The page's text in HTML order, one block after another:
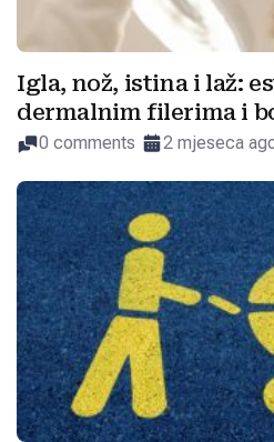
Igla, nož, istina i laž:
dermalnim filerima i
0 comments 2 mjeseca